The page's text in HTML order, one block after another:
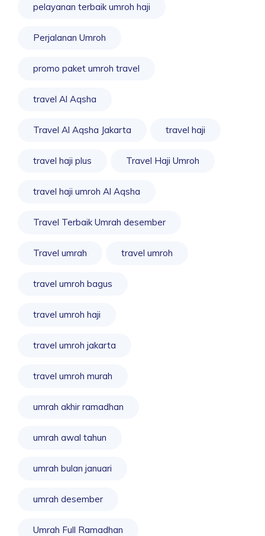
pelayanan terbaik umroh haji
Perjalanan Umroh
promo paket umroh travel
travel Al Aqsha
Travel Al Aqsha Jakarta travel haji
travel haji plus Travel Haji Umroh
travel haji umroh Al Aqsha
Travel Terbaik Umrah desember
Travel umrah travel umroh
travel umroh bagus
travel umroh haji
travel umroh jakarta
travel umroh murah
umrah akhir ramadhan
umrah awal tahun
umrah bulan januari
umrah desember
Umrah Full Ramadhan